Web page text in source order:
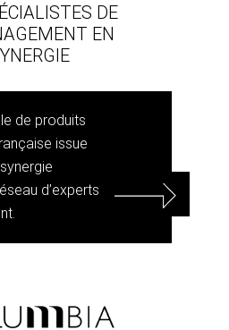
DE
EN
de produits
issue
d’experts